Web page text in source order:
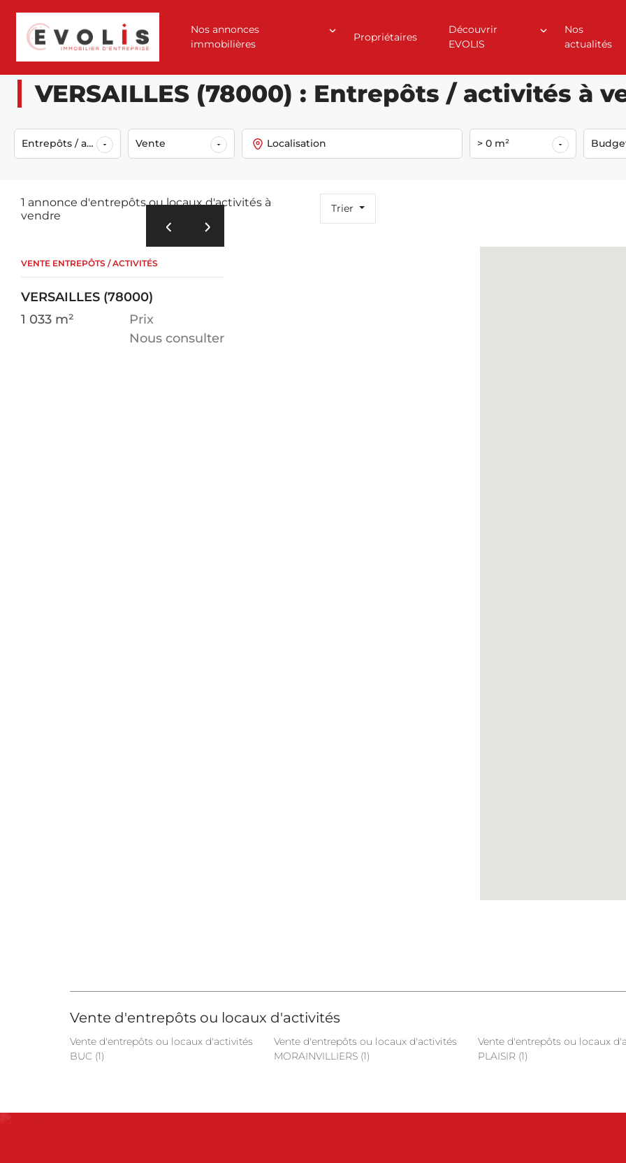
Nos annonces
immobilières
Propriétaires
Découvrir
EVOLIS
Nos
actualités
VERSAILLES (78000) : Entrepôts / activités à
Entrepôts / activités Vente Localisation > 0 m²
1 annonce d'entrepôts ou locaux d'activités à
vendre
Trier
VENTE ENTREPÔTS / ACTIVITÉS
VERSAILLES (78000)
1 033 m²
Prix
Nous consulter
Vente d'entrepôts ou locaux d'activités
Vente d'entrepôts ou locaux d'activités
BUC (1)
Vente d'entrepôts ou locaux d'activités
MORAINVILLIERS (1)
Vente d'entrepôts ou locaux
PLAISIR (1)